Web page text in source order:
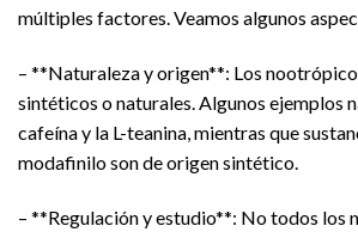
múltiples factores. Veamos algunos
– **Naturaleza y origen**: Los
sintéticos o naturales. Algunos ejemplos
cafeína y la L-teanina, mientras que
modafinilo son de origen sintético.
– **Regulación y estudio**: No todos los